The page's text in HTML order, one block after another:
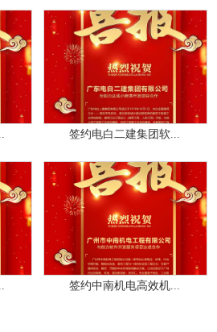
签约电白二建集团软...
签约中南机电高效机...